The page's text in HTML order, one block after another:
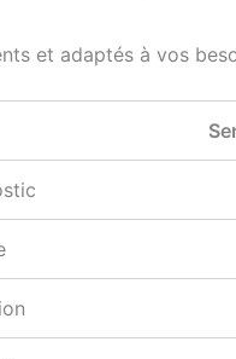
et adaptés à vos